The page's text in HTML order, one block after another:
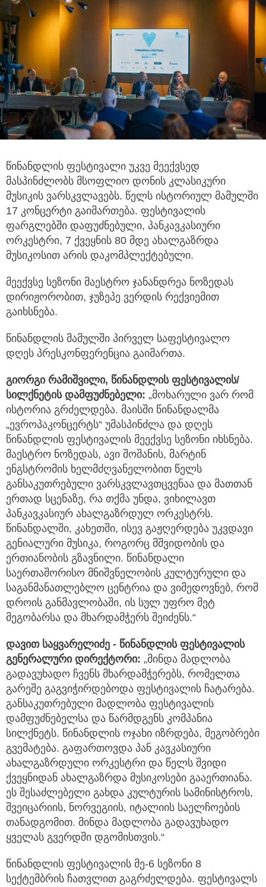
წინანდლის ფესტივალი უკვე მეექვსედ
მასპინძლობს მსოფლიო დონის კლასიკური
მუსიკის ვარსკვლავებს. წელს ისტორიულ მამულში
17 კონცერტი გაიმართება. ფესტივალის
ფარგლებში დაფუძნებული, პანკავკასიური
ორკესტრი, 7 ქვეყნის 80 მდე ახალგაზრდა
მუსიკოსით არის დაკომპლექტებული.
მეექვსე სეზონი მაესტრო ჯანანდრეა ნოზედას
დირიჟორობით, ჯუზეპე ვერდის რექვიემით
გაიხსნება.
წინანდლის მამულში პირველ საფესტივალო
დღეს პრესკონფერენცია გაიმართა.
გიორგი რამიშვილი, წინანდლის ფესტივალის/
სილქნეტის დამფუძნებელი: „მოხარული ვარ რომ
ისტორია გრძელდება. მაისში წინანდალმა
„ევროპაკონცერტს“ უმასპინძლა და დღეს
წინანდლის ფესტივალის მეექვსე სეზონი იხსნება.
მაესტრო ნოზედას, ავი შოშანის, მარტინ
ენგსტრომის ხელმძღვანელობით წელს
განსაკუთრებული ვარსკვლავთცვენაა და მათთან
ერთად სცენაზე, რა თქმა უნდა, ვიხილავთ
პანკავკასიურ ახალგაზრდულ ორკესტრს.
წინანდალში, კახეთში, ისევ გაჟღერდება უკვდავი
გენიალური მუსიკა, როგორც მშვიდობის და
ერთიანობის გზავნილი. წინანდალი
საერთაშორისო მნიშვნელობის კულტურული და
საგანმანათლებლო ცენტრია და ვიმედოვნებ, რომ
დროის განმავლობაში, ის სულ უფრო მეტ
მეგობარსა და მხარდამჭერს შეიძენს.“
დავით საყვარელიძე - წინანდლის ფესტივალის
გენერალური დირექტორი: „მინდა მადლობა
გადავუხადო ჩვენს მხარდამჭერებს, რომელთა
გარეშე გაგვიჭირდებოდა ფესტივალის ჩატარება.
განსაკუთრებული მადლობა ფესტივალის
დამფუძნებელსა და წარმდგენს კომპანია
სილქნეტს. წინანდლის ოჯახი იზრდება, მეგობრები
გვემატება. გაფართოვდა პან კავკასიური
ახალგაზრდული ორკესტრი და წელს შვიდი
ქვეყნიდან ახალგაზრდა მუსიკოსები გააერთიანა.
ეს შესაძლებელი გახდა კულტურის სამინისტროს,
შვეიცარიის, ნორვეგიის, იტალიის საელჩოების
თანადგომით. მინდა მადლობა გადავუხადო
ყველას გვერდში დგომისთვის.“
წინანდლის ფესტივალის მე-6 სეზონი 8
სექტემბრის ჩათვლით გაგრძელდება. ფესტივალს